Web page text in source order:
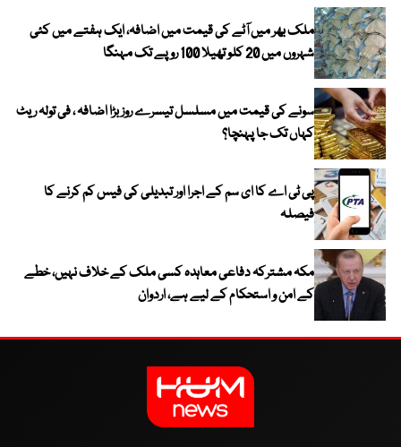
ملک بھر میں آٹے کی قیمت میں اضافہ، ایک ہفتے میں کئی
شہروں میں 20 کلو تھیلا 100 روپے تک مہنگا
سونے کی قیمت میں مسلسل تیسرے روز بڑا اضافہ ، فی تولہ ریٹ
کہاں تک جا پہنچا؟
پی ٹی اے کا ای سم کے اجرا اور تبدیلی کی فیس کم کرنے کا
فیصلہ
مکہ مشترکہ دفاعی معاہدہ کسی ملک کے خلاف نہیں، خطے
کے امن و استحکام کے لیے ہے، اردوان